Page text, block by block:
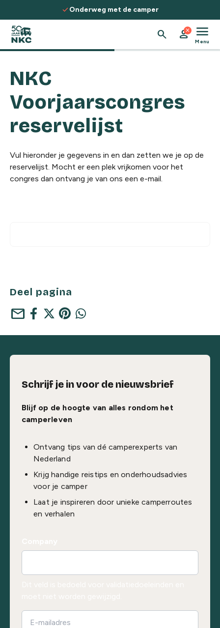
Spring naar de inhoud
checkOnderweg met de camper
search person
close menu
Menu
NKC
Voorjaarscongres
reservelijst
Vul hieronder je gegevens in en dan zetten we je op de
reservelijst. Mocht er een plek vrijkomen voor het
congres dan ontvang je van ons een e-mail.
Deel pagina
mail
Schrijf je in voor de nieuwsbrief
Blijf op de hoogte van alles rondom het
camperleven
Ontvang tips van dé camperexperts van
Nederland
Krijg handige reistips en onderhoudsadvies
voor je camper
Laat je inspireren door unieke camperroutes
en verhalen